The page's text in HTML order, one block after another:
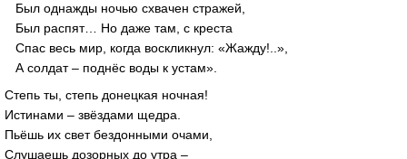
Был однажды ночью схвачен стражей,
Был распят… Но даже там, с креста
Спас весь мир, когда воскликнул: «Жажду!..»,
А солдат – поднёс воды к устам».
Степь ты, степь донецкая ночная!
Истинами – звёздами щедра.
Пьёшь их свет бездонными очами,
Слушаешь дозорных до утра –